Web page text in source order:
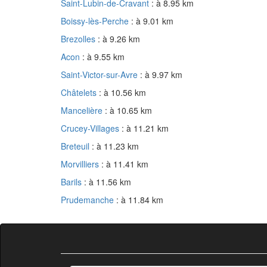
Saint-Lubin-de-Cravant : à 8.95 km
Boissy-lès-Perche : à 9.01 km
Brezolles : à 9.26 km
Acon : à 9.55 km
Saint-Victor-sur-Avre : à 9.97 km
Châtelets : à 10.56 km
Mancelière : à 10.65 km
Crucey-Villages : à 11.21 km
Breteuil : à 11.23 km
Morvilliers : à 11.41 km
Barils : à 11.56 km
Prudemanche : à 11.84 km